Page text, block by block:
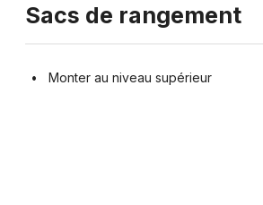
Sacs de rangement
Monter au niveau supérieur